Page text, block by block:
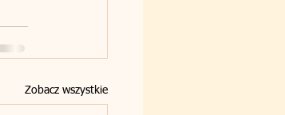
Zobacz wszystkie